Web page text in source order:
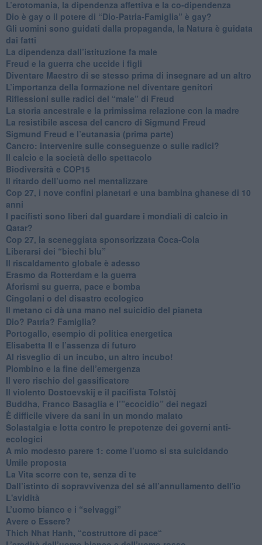
L’erotomania, la dipendenza affettiva e la co-dipendenza
​Dio è gay o il potere di “Dio-Patria-Famiglia” è gay?
​Gli uomini sono guidati dalla propaganda, la Natura è guidata
dai fatti
La dipendenza dall’istituzione fa male
​Freud e la guerra che uccide i figli
​Diventare Maestro di se stesso prima di insegnare ad un altro
L’importanza della formazione nel diventare genitori
Riflessioni sulle radici del “male” di Freud
​La storia ancestrale e la primissima relazione con la madre
​La resistibile ascesa del cancro di Sigmund Freud
Sigmund Freud e l’eutanasia (prima parte)
Cancro: intervenire sulle conseguenze o sulle radici?
​Il calcio e la società dello spettacolo
Biodiversità e COP15
​Il ritardo dell’uomo nel mentalizzare
​Cop 27, i nove confini planetari e una bambina ghanese di 10
anni
​I pacifisti sono liberi dal guardare i mondiali di calcio in
Qatar?
​Cop 27, la sceneggiata sponsorizzata Coca-Cola
​Liberarsi dei “biechi blu”
Il riscaldamento globale è adesso
​Erasmo da Rotterdam e la guerra
​Aforismi su guerra, pace e bomba
Cingolani o del disastro ecologico
​Il metano ci dà una mano nel suicidio del pianeta
​Dio? Patria? Famiglia?
Portogallo, esempio di politica energetica
​Elisabetta II e l’assenza di futuro
Al risveglio di un incubo, un altro incubo!
​Piombino e la fine dell’emergenza
​Il vero rischio del gassificatore
​Il violento Dostoevskij e il pacifista Tolstòj
​Buddha, Franco Basaglia e l’”ecocidio” dei negazi
​È difficile vivere da sani in un mondo malato
Solastalgia e lotta contro le prepotenze dei governi anti-
ecologici
​A mio modesto parere 1: come l’uomo si sta suicidando
​Umile proposta
​La Vita scorre con te, senza di te
​Dall’istinto di sopravvivenza del sé all’annullamento dell'io
L'avidità
​L’uomo bianco e i “selvaggi”
​Avere o Essere?
​Thich Nhat Hanh, “costruttore di pace“